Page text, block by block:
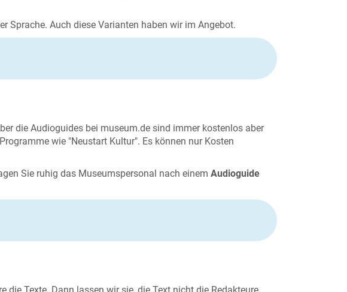
Sprache. Auch diese Varianten haben wir im Angebot.
die Audioguides bei museum.de sind immer kostenlos aber
wie "Neustart Kultur". Es können nur Kosten
Sie ruhig das Museumspersonal nach einem Audioguide